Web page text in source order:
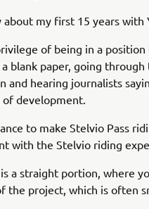
about my first 15 years with
of being in a
blank paper, going
and hearing journalists
of development.
to make Stelvio Pass
with the Stelvio riding
a straight portion, where
the project, which is often